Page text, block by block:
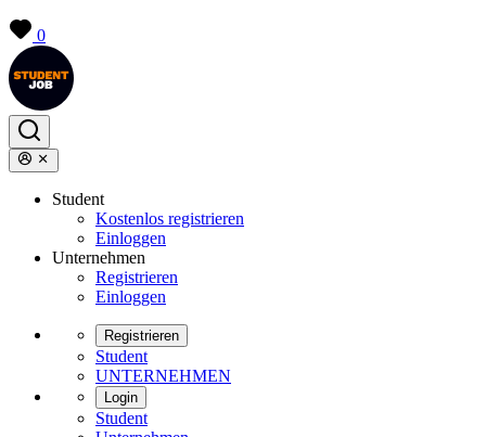
0
Student
Kostenlos registrieren
Einloggen
Unternehmen
Registrieren
Einloggen
Registrieren
Student
UNTERNEHMEN
Login
Student